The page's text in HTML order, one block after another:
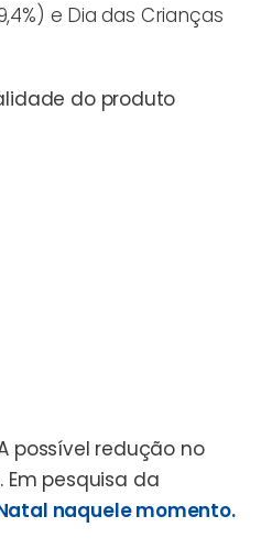
e Dia das Crianças
do produto
possível redução no
pesquisa da
naquele momento.